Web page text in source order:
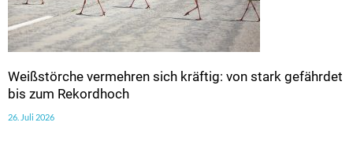
Weißstörche vermehren sich kräftig: von stark gefährdet
bis zum Rekordhoch
26. Juli 2026